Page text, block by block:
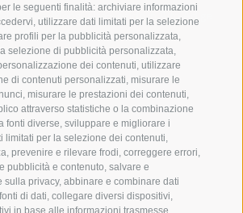
le seguenti finalità: archiviare informazioni
utilizzare dati limitati per la selezione
profili per la pubblicità personalizzata,
selezione di pubblicità personalizzata,
dei contenuti, utilizzare
di contenuti personalizzati, misurare le
misurare le prestazioni dei contenuti,
attraverso statistiche o la combinazione
fonti diverse, sviluppare e migliorare i
limitati per la selezione dei contenuti,
prevenire e rilevare frodi, correggere errori,
pubblicità e contenuto, salvare e
sulla privacy, abbinare e combinare dati
di dati, collegare diversi dispositivi,
in base alle informazioni trasmesse
Casies-Monguelfo-Tesido in Alto Adige
Val Casies
e aggiornati!